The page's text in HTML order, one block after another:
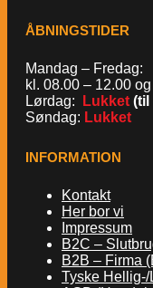
ÅBNINGSTIDER
Mandag – Fredag:
kl. 08.00 – 12.00
Lørdag:
Lukket (til
Søndag: Lukket
INFORMATION
Kontakt
Her bor vi
Impressum
B2C –
B2B – Firma
Tyske